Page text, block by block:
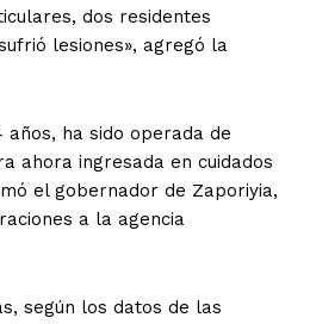
dos residentes
lesiones», agregó la
años, ha sido operada de
ahora ingresada en cuidados
el gobernador de Zaporiyia,
a la agencia
según los datos de las